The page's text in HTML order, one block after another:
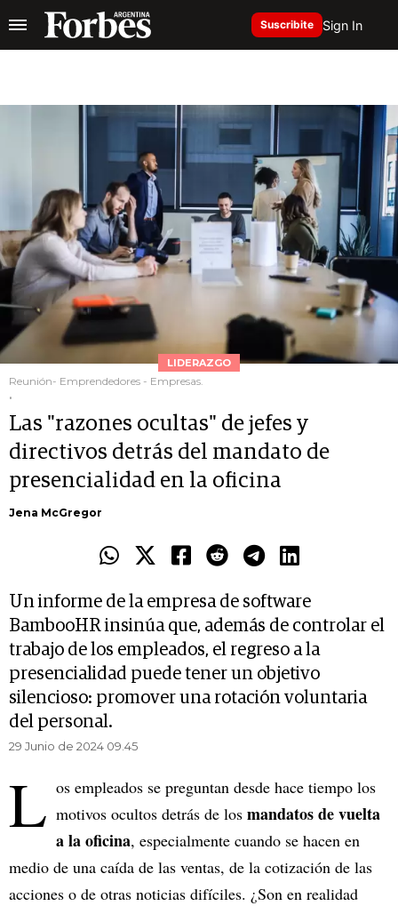
Suscribite Sign In
LIDERAZGO
Reunión- Emprendedores - Empresas.
.
Las "razones ocultas" de jefes y
directivos detrás del mandato de
presencialidad en la oficina
Jena McGregor
Un informe de la empresa de software
BambooHR insinúa que, además de controlar el
trabajo de los empleados, el regreso a la
presencialidad puede tener un objetivo
silencioso: promover una rotación voluntaria
del personal.
29 Junio de 2024 09.45
L os empleados se preguntan desde hace tiempo los
motivos ocultos detrás de los mandatos de vuelta
a laoficina, especialmente cuando se hacen en
medio de una caída de las ventas, de la cotización de las
acciones o de otras noticias difíciles. ¿Son en realidad